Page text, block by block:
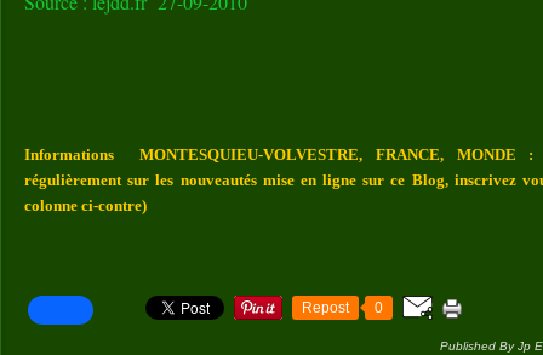
Informations MONTESQUIEU-VOLVESTRE, FRANCE, MONDE
régulièrement sur les nouveautés mise en ligne sur ce Blog, inscrivez
colonne ci-contre)
Repost 0
Published By Jp